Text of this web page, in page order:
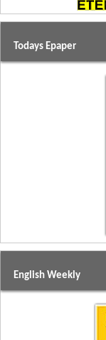
Todays Epaper
English Weekly